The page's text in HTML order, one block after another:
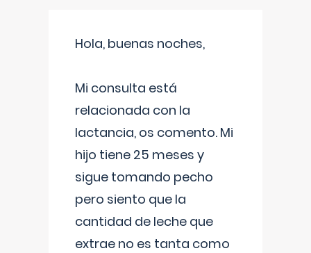
Hola, buenas noches,
Mi consulta está
relacionada con la
lactancia, os comento. Mi
hijo tiene 25 meses y
sigue tomando pecho
pero siento que la
cantidad de leche que
extrae no es tanta como